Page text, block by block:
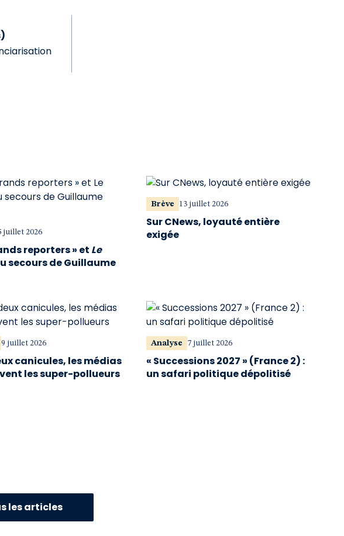
juillet 2026
reporters » et Le
secours de Guillaume
Brève 13 juillet 2026
Sur CNews, loyauté entière
exigée
9 juillet 2026
canicules, les médias
les super-pollueurs
Analyse 7 juillet 2026
« Successions 2027 » (France 2) :
un safari politique dépolitisé
les articles